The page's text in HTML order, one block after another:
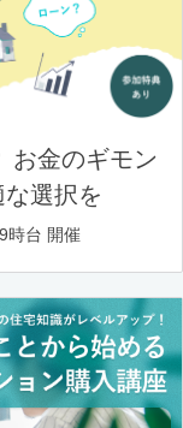
お金のギモン
選択を
時台 開催